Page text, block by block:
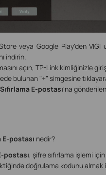
veya Google Play'den VIGI
indirin.
açın, TP-Link kimliğinizle
bulunan "+" simgesine
E-postası'na
E-postası nedir?
postası, şifre sıfırlama işlemi için
doğrulama kodunu almak